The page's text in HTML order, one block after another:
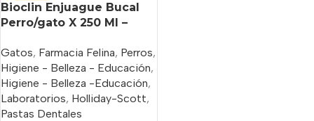
Bioclin Enjuague Bucal
Perro/gato X 250 Ml –
Gatos, Farmacia Felina, Perros,
Higiene - Belleza - Educación,
Higiene - Belleza -Educación,
Laboratorios, Holliday-Scott,
Pastas Dentales